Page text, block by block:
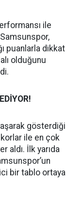
ile
puanlarla dikkat
olduğunu
gösterdiği
ile en çok
aldı. İlk yarıda
bir tablo ortaya